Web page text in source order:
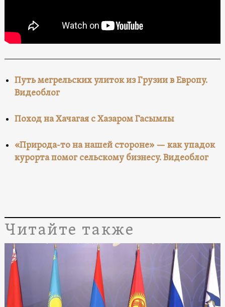
Путь мегрельских улиток из Грузии в Европу.
Видеоблог
Поход на Хачагая с Хазаром Гасымлы
«Природа-то на нашей стороне» — как упадок
курорта помог сельскому бизнесу. Видеоблог
Читайте также